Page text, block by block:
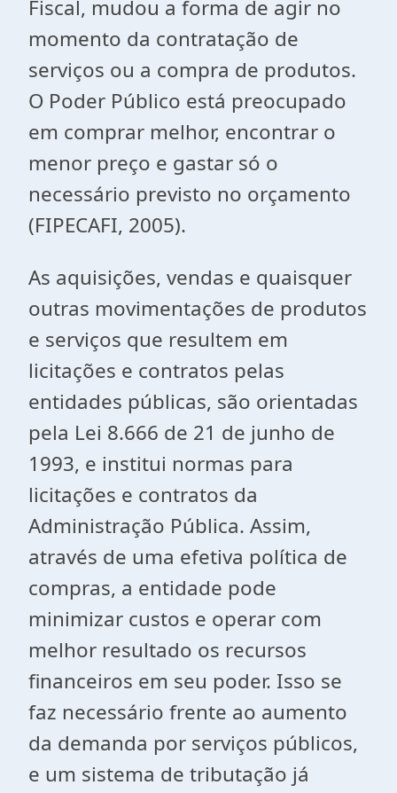
Fiscal, mudou a forma de agir no
momento da contratação de
serviços ou a compra de produtos.
O Poder Público está preocupado
em comprar melhor, encontrar o
menor preço e gastar só o
necessário previsto no orçamento
(FIPECAFI, 2005).
As aquisições, vendas e quaisquer
outras movimentações de produtos
e serviços que resultem em
licitações e contratos pelas
entidades públicas, são orientadas
pela Lei 8.666 de 21 de junho de
1993, e institui normas para
licitações e contratos da
Administração Pública. Assim,
através de uma efetiva política de
compras, a entidade pode
minimizar custos e operar com
melhor resultado os recursos
financeiros em seu poder. Isso se
faz necessário frente ao aumento
da demanda por serviços públicos,
e um sistema de tributação já